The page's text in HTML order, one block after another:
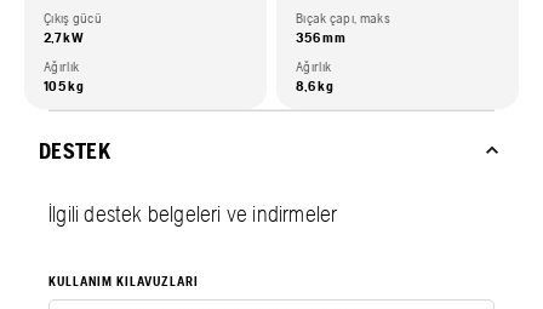
Çıkış gücü
2,7 kW
Ağırlık
105 kg
Bıçak çapı, maks
356 mm
Ağırlık
8,6 kg
DESTEK
İlgili destek belgeleri ve indirmeler
KULLANIM KILAVUZLARI